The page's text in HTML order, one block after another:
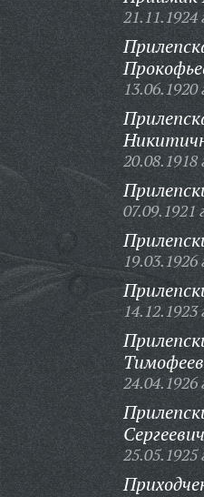
21.11.1924
13.06.1920
20.08.1918
07.09.1921
19.03.1926
14.12.1923
24.04.1926
25.05.1925